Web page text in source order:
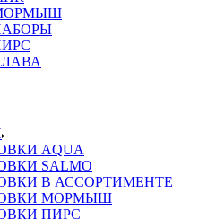
AQUA
SALMO
В АССОРТИМЕНТЕ
МОРМЫШ
ПИРС